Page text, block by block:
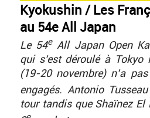
Kyokushin / Les
au 54e All Japan
Le 54eAll Japan Open
qui s’est déroulé à Tokyo
(19-20 novembre) n’a
engagés. Antonio
tour tandis que Shaïnez